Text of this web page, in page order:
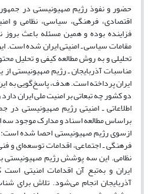
حضور و نفوذ رژیم صهیونیستی‌‌‌ در
اقتصادی، فرهنگی، سیاسی، نظامی و
فزاینده بوده و همین مسئله باعث بروز
مقامات سیاسی ‍ـ امنیتی ایران شده ‌‌است.
تحلیلی و به روش مطالعه کیفی و تحلیل
مناسبات آذربایجان ـ رژیم صهیونیستی‌‌‌
ایران پرداخته است. هدف، پاسخ‌گویی به
دو کشور چه تبعاتی بر امنیت ملی ایران
اطلاعاتی ـ امنیتی رژیم صهیونیستی‌‌‌ در
براساس مطالعه اسناد و مدارک موجود سه
ازسوی رژیم صهیونیستی‌‌‌ احصا شده است:
فرهنگی ـ اجتماعی، اقدامات توسعه‌‌ای و
نظامی. این سه پوشش رژیم صهیونیستی‌‌‌
ایران و به‌تبع آن اقدامات امنیتی‌
آذربایجان انجام می‌‌شود. تلاش برای